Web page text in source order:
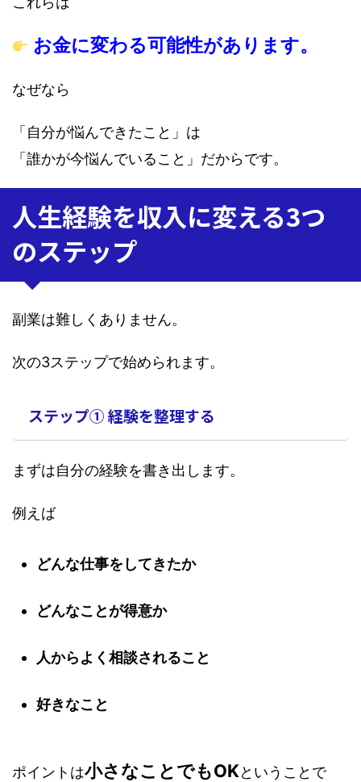
お金に変わる可能性があります。
なぜなら
「自分が悩んできたこと」は
「誰かが今悩んでいること」だからです。
人生経験を収入に変える3つ
のステップ
副業は難しくありません。
次の3ステップで始められます。
ステップ① 経験を整理する
まずは自分の経験を書き出します。
例えば
どんな仕事をしてきたか
どんなことが得意か
人からよく相談されること
好きなこと
ポイントは小さなことでもOKということで